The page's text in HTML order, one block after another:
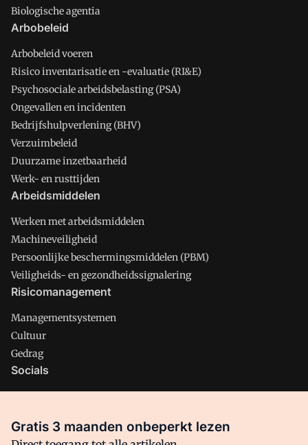
Biologische agentia
Arbobeleid
Arbobeleid voeren
Risico inventarisatie en -evaluatie (RI&E)
Psychosociale arbeidsbelasting (PSA)
Ongevallen en incidenten
Bedrijfshulpverlening (BHV)
Verzuimbeleid
Duurzame inzetbaarheid
Werk- en rusttijden
Arbeidsmiddelen
Werken met arbeidsmiddelen
Machineveiligheid
Persoonlijke beschermingsmiddelen (PBM)
Veiligheids- en gezondheidssignalering
Risicomanagement
Managementsystemen
Cultuur
Gedrag
Socials
Facebook
Gratis 3 maanden onbeperkt lezen